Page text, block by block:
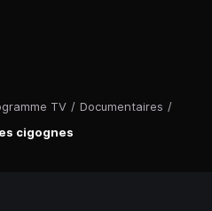
TV / Documentaires /
cigognes